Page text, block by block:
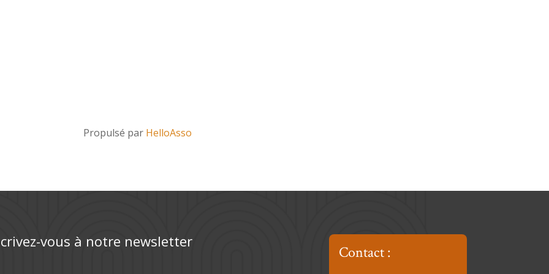
Propulsé par HelloAsso
vous à notre newsletter
Contact :